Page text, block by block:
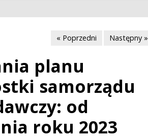
« Poprzedni Następny »
planu
samorządu
od
roku 2023